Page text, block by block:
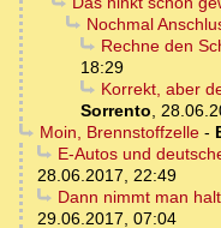
Nochmal
Rechne den
18:29
Korrekt, aber
Sorrento,
Moin, Brennstoffzelle-
E-Autos und
28.06.2017, 22:49
Dann nimmt man
29.06.2017, 07:04